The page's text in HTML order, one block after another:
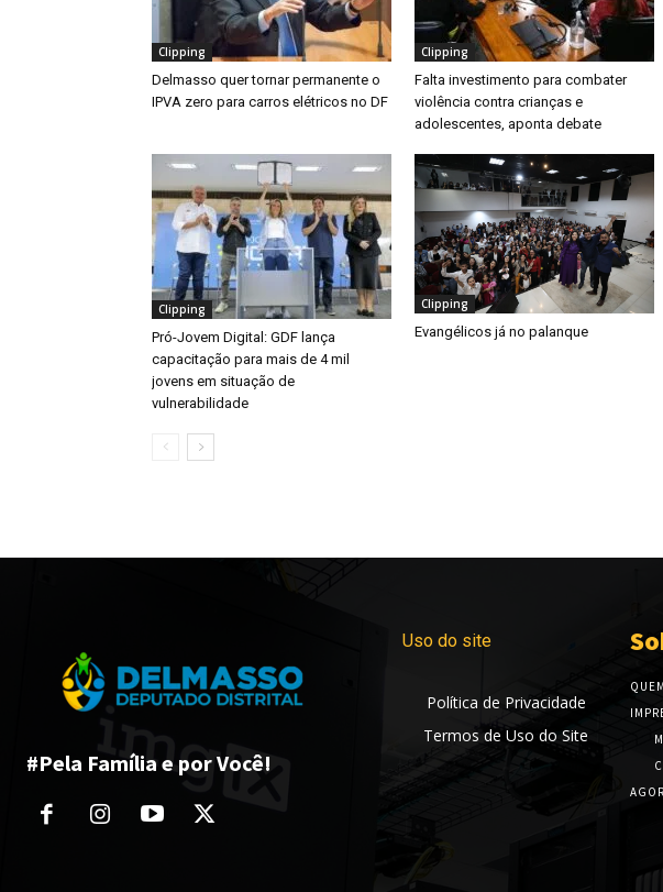
Clipping
Delmasso quer tornar permanente o
IPVA zero para carros elétricos no DF
Clipping
Falta investimento para combater
violência contra crianças e
adolescentes, aponta debate
Clipping
Pró-Jovem Digital: GDF lança
capacitação para mais de 4 mil
jovens em situação de
vulnerabilidade
Clipping
Evangélicos já no palanque
#Pela Família e por Você!
Uso do site
Política de Privacidade
Termos de Uso do Site